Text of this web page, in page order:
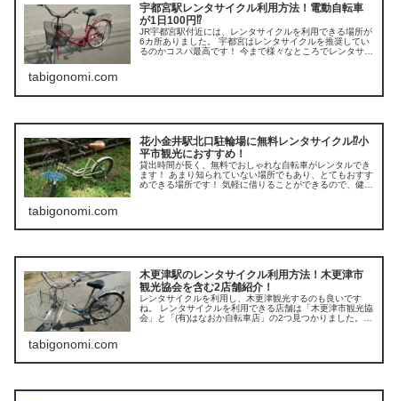
宇都宮駅レンタサイクル利用方法！電動自転車
が1日100円⁉
JR宇都宮駅付近には、レンタサイクルを利用できる場所が
6カ所ありました。 宇都宮はレンタサイクルを推奨してい
るのかコスパ最高です！ 今まで様々なところでレンタサイ
tabigonomi.com
花小金井駅北口駐輪場に無料レンタサイクル⁉小
平市観光におすすめ！
貸出時間が長く、無料でおしゃれな自転車がレンタルでき
ます！ あまり知られていない場所でもあり、とてもおすす
めできる場所です！ 気軽に借りることができるので、健康
tabigonomi.com
木更津駅のレンタサイクル利用方法！木更津市
観光協会を含む2店舗紹介！
レンタサイクルを利用し、木更津観光するのも良いです
ね。 レンタサイクルを利用できる店舗は「木更津市観光協
会」と「(有)はなおか自転車店」の2つ見つかりました。
tabigonomi.com